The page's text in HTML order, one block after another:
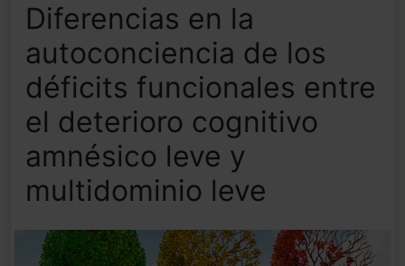
Diferencias en la
autoconciencia de los
déficits funcionales entre
el deterioro cognitivo
amnésico leve y
multidominio leve